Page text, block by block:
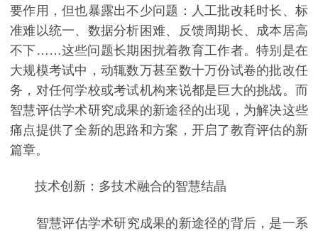
要作用，但也暴露出不少问题：人工批改耗时长、标
准难以统一、数据分析困难、反馈周期长、成本居高
不下……这些问题长期困扰着教育工作者。特别是在
大规模考试中，动辄数万甚至数十万份试卷的批改任
务，对任何学校或考试机构来说都是巨大的挑战。而
智慧评估学术研究成果的新途径的出现，为解决这些
痛点提供了全新的思路和方案，开启了教育评估的新
篇章。
技术创新：多技术融合的智慧结晶
智慧评估学术研究成果的新途径的背后，是一系